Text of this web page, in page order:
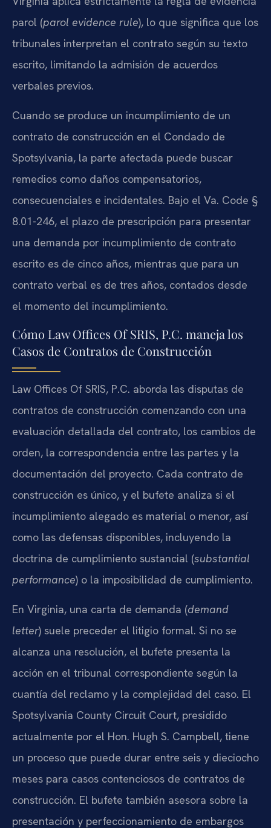
parol (parol evidence rule), lo que significa que los
tribunales interpretan el contrato según su texto
escrito, limitando la admisión de acuerdos
verbales previos.
Cuando se produce un incumplimiento de un
contrato de construcción en el Condado de
Spotsylvania, la parte afectada puede buscar
remedios como daños compensatorios,
consecuenciales e incidentales. Bajo el Va. Code §
8.01-246, el plazo de prescripción para presentar
una demanda por incumplimiento de contrato
escrito es de cinco años, mientras que para un
contrato verbal es de tres años, contados desde
el momento del incumplimiento.
Cómo Law Offices Of SRIS, P.C. maneja los
Casos de Contratos de Construcción
Law Offices Of SRIS, P.C. aborda las disputas de
contratos de construcción comenzando con una
evaluación detallada del contrato, los cambios de
orden, la correspondencia entre las partes y la
documentación del proyecto. Cada contrato de
construcción es único, y el bufete analiza si el
incumplimiento alegado es material o menor, así
como las defensas disponibles, incluyendo la
doctrina de cumplimiento sustancial (substantial
performance) o la imposibilidad de cumplimiento.
En Virginia, una carta de demanda (demand
letter) suele preceder el litigio formal. Si no se
alcanza una resolución, el bufete presenta la
acción en el tribunal correspondiente según la
cuantía del reclamo y la complejidad del caso. El
Spotsylvania County Circuit Court, presidido
actualmente por el Hon. Hugh S. Campbell, tiene
un proceso que puede durar entre seis y dieciocho
meses para casos contenciosos de contratos de
construcción. El bufete también asesora sobre la
presentación y perfeccionamiento de embargos